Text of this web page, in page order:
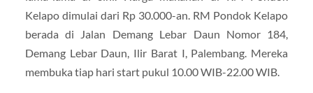
Kelapo dimulai dari Rp 30.000-an. RM Pondok Kelapo
berada di Jalan Demang Lebar Daun Nomor 184,
Demang Lebar Daun, Ilir Barat I, Palembang. Mereka
membuka tiap hari start pukul 10.00 WIB-22.00 WIB.